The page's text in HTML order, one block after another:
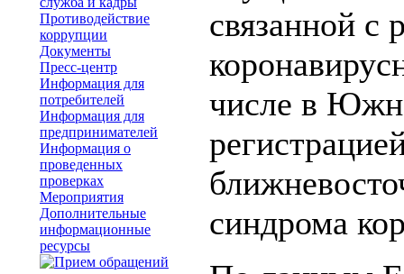
Противодействие
коррупции
Документы
Пресс-центр
Информация для
потребителей
Информация для
предпринимателей
Информация о
проведенных
проверках
Мероприятия
Дополнительные
информационные
ресурсы
связанной с
числе в
синдрома